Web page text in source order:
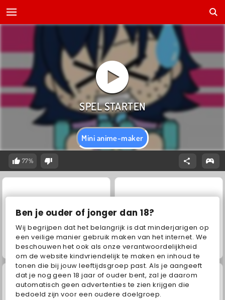
Ben je ouder of jonger dan 18?
Wij begrijpen dat het belangrijk is dat minderjarigen op
een veilige manier gebruik maken van het internet. We
beschouwen het ook als onze verantwoordelijkheid
om de website kindvriendelijk te maken en inhoud te
tonen die bij jouw leeftijdsgroep past. Als je aangeeft
dat je nog geen 18 jaar of ouder bent, zal je daarom
automatisch geen advertenties te zien krijgen die
bedoeld zijn voor een oudere doelgroep.
Mini anime-maker
77%
Fashion Princess - Dress Up for Girls Jewel Garden Story